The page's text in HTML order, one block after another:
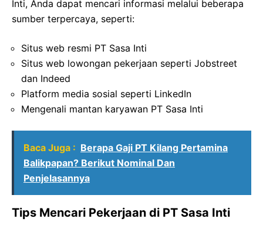
Inti, Anda dapat mencari informasi melalui beberapa
sumber terpercaya, seperti:
Situs web resmi PT Sasa Inti
Situs web lowongan pekerjaan seperti Jobstreet
dan Indeed
Platform media sosial seperti LinkedIn
Mengenali mantan karyawan PT Sasa Inti
Baca Juga : Berapa Gaji PT Kilang Pertamina
Balikpapan? Berikut Nominal Dan
Penjelasannya
Tips Mencari Pekerjaan di PT Sasa Inti